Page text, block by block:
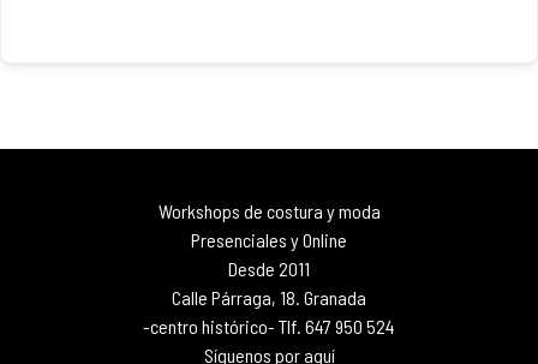
Workshops de costura y moda
Presenciales y Online
Desde 2011
Calle Párraga, 18. Granada
-centro histórico- Tlf. 647 950 524
Síguenos por aquí